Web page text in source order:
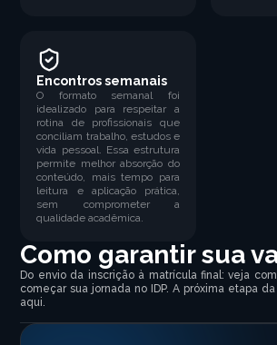
Encontros semanais
O formato semanal foi
idealizado para respeitar a
rotina de profissionais que
conciliam trabalho, estudos e
vida pessoal. Essa estrutura
permite melhor absorção do
conteúdo, mais tempo para
leitura e aplicação prática,
sem comprometer a
qualidade acadêmica.
Como garantir sua
Do envio da inscrição à matrícula final: veja
começar sua jornada no IDP. A próxima etapa
aqui.